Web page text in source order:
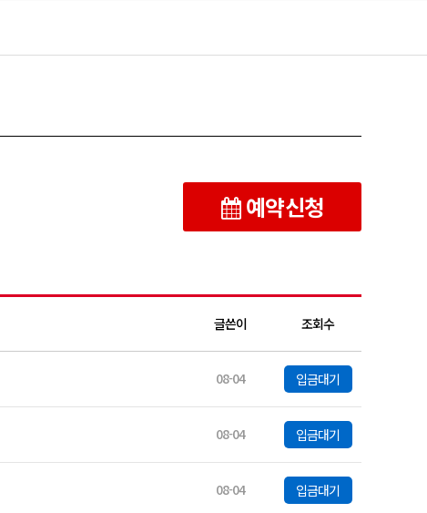
예약신청
글쓴이 조회수
08-04 입금대기
08-04 입금대기
08-04 입금대기